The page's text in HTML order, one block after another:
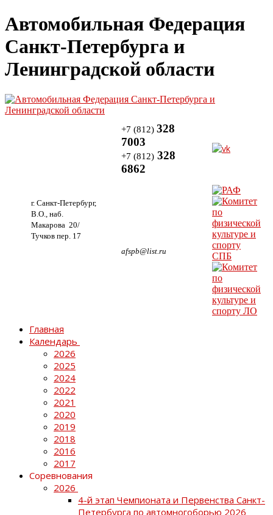
Автомобильная Федерация
Санкт-Петербурга и
Ленинградской области
г. Санкт-Петербург,
В.О., наб.
Макарова 20/
Тучков пер. 17
+7 (812) 328
7003
+7 (812) 328
6862
afspb@list.ru
Главная
Календарь
2026
2025
2024
2022
2021
2020
2019
2018
2016
2017
Соревнования
2026
4-й этап Чемпионата и Первенства Санкт-
Петербурга по автомногоборью 2026